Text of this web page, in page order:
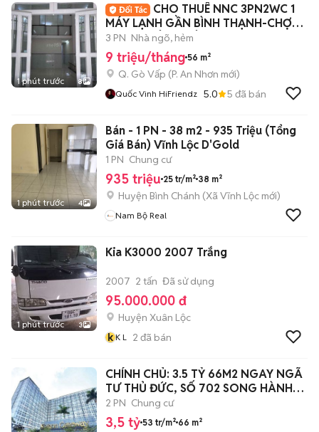
1 phút trước 8
CHO THUÊ NNC 3PN2WC 1
MÁY LẠNH GẦN BÌNH THẠNH-CHỢ
HẠNH THÔNG TÂY
3 PN Nhà ngõ, hẻm
9 triệu/tháng 56 m²
Q. Gò Vấp (P. An Nhơn mới)
Quốc Vinh HiFriendz 5.0 5 đã bán
1 phút trước 4
Bán - 1 PN - 38 m2 - 935 Triệu (Tổng
Giá Bán) Vĩnh Lộc D'Gold
1 PN Chung cư
935 triệu 25 tr/m² 38 m²
Huyện Bình Chánh (Xã Vĩnh Lộc mới)
Nam Bộ Real
1 phút trước 3
Kia K3000 2007 Trắng
2007 2 tấn Đã sử dụng
95.000.000 đ
Huyện Xuân Lộc
k K L 2 đã bán
CHÍNH CHỦ: 3.5 TỶ 66M2 NGAY NGÃ
TƯ THỦ ĐỨC, SỐ 702 SONG HÀNH
XLHN
2 PN Chung cư
3,5 tỷ 53 tr/m² 66 m²